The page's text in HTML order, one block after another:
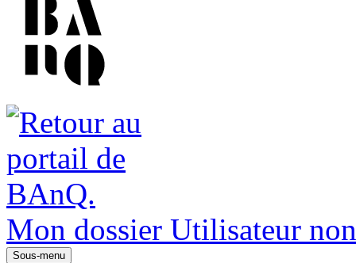
Mon dossier Utilisateur
Sous-menu